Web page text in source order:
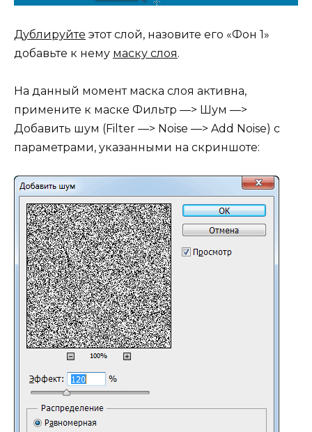
Дублируйте этот слой, назовите его «Фон 1»
добавьте к нему маску слоя.
На данный момент маска слоя активна,
примените к маске Фильтр —> Шум —>
Добавить шум (Filter —> Noise —> Add Noise) с
параметрами, указанными на скриншоте: